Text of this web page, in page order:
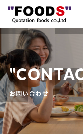
お問い合わせ